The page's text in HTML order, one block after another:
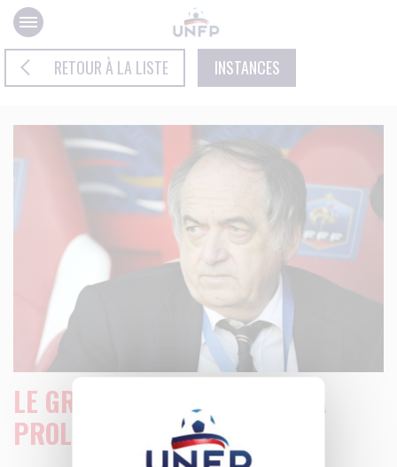
Panneau de gestion des cookies
RETOUR À LA LISTE INSTANCES
LE GRAËT NE JOUERA PAS LA
PROLONGATION…